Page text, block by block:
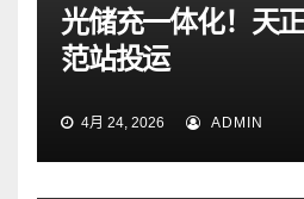
光储充一体化！天
范站投运
4月 24, 2026 ADMIN